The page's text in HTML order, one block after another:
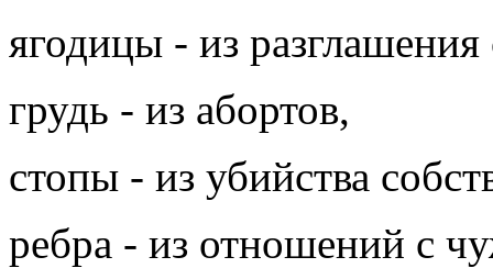
ягодицы - из
грудь - из абортов,
стопы - из убийства
ребра - из отношений с